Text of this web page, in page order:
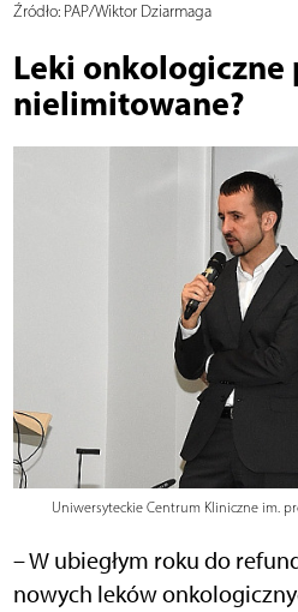
Źródło:PAP/Wiktor Dziarmaga
Leki onkologiczne
nielimitowane?
Uniwersyteckie Centrum Kliniczne im.
– W ubiegłym roku do
nowych leków